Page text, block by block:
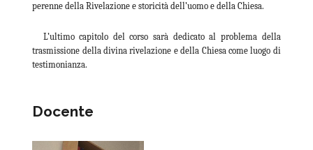
perenne della Rivelazione e storicità dell’uomo e della Chiesa.
L’ultimo capitolo del corso sarà dedicato al problema della
trasmissione della divina rivelazione e della Chiesa come luogo di
testimonianza.
Docente